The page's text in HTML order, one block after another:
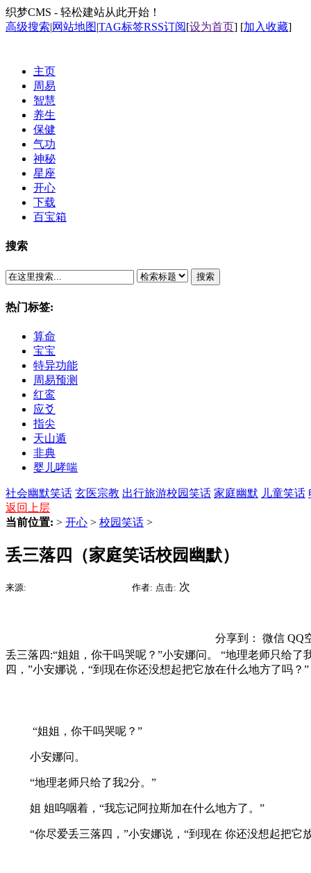
织梦CMS - 轻松建站从此开始！
高级搜索|网站地图|TAG标签RSS订阅[设为首页] [加入收藏]
主页
周易
智慧
养生
保健
气功
神秘
星座
开心
下载
百宝箱
搜索
搜索
热门标签:
算命
宝宝
特异功能
周易预测
红鸾
应爻
指尖
天山遁
非典
婴儿哮喘
社会幽默笑话 玄医宗教 出行旅游校园笑话 家庭幽默 儿童笑话
返回上层
当前位置: > 开心 > 校园笑话 >
丢三落四（家庭笑话校园幽默）
来源: 作者: 点击: 次
分享到： 微信 QQ
丢三落四:“姐姐，你干吗哭呢？”小安娜问。 “地理老师只给
四，”小安娜说，“到现在你还没想起把它放在什么地方了吗？”
“姐姐，你干吗哭呢？”
小安娜问。
“地理老师只给了我2分。”
姐 姐呜咽着，“我忘记阿拉斯加在什么地方了。”
“你尽爱丢三落四，”小安娜说，“到现在 你还没想起把它